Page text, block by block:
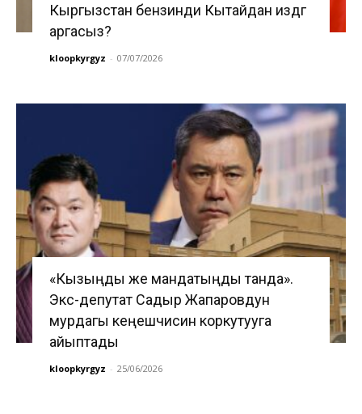
Кыргызстан бензинди Кытайдан издөөгө
аргасыз?
kloopkyrgyz - 07/07/2026
«Кызыңды же мандатыңды танда».
Экс-депутат Садыр Жапаровдун
мурдагы кеңешчисин коркутууга
айыптады
kloopkyrgyz - 25/06/2026